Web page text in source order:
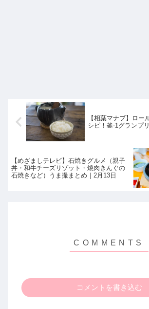
【相葉マナブ】ロー
シピ！釜-1グランプ
【めざましテレビ】石焼きグルメ（親子
丼・和牛チーズリゾット・焼肉きんぐの
石焼きなど）うま撮まとめ｜2月13日
コメントを書き込む